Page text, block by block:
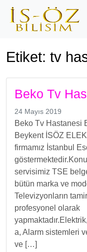
Etiket: tv
Beko Tv
24 Mayıs 2019
Beko Tv Hastanesi
Beykent İSÖZ
firmamız İstanbul
servisimiz TSE
bütün marka ve
Televizyonların
profesyonel olarak
a, Alarm sistemleri
ve […]